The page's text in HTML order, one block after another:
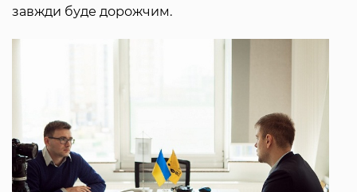
завжди буде дорожчим.